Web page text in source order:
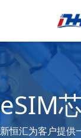
eSIM
新恒汇为客户提供